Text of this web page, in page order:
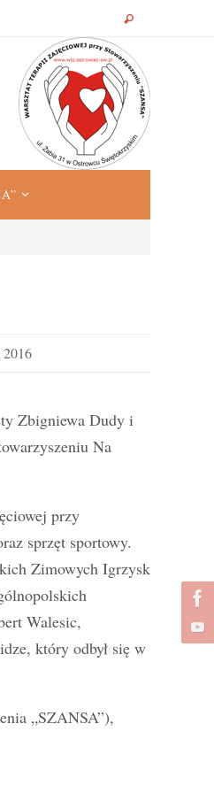
Zbigniewa Dudy i
Na
przy
sprzęt sportowy.
Zimowych Igrzysk
Walesic,
który odbył się w
„SZANSA”),